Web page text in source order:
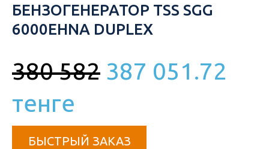
БЕНЗОГЕНЕРАТОР TSS SGG
6000EHNA DUPLEX
380 582 387 051.72
тенге
БЫСТРЫЙ ЗАКАЗ